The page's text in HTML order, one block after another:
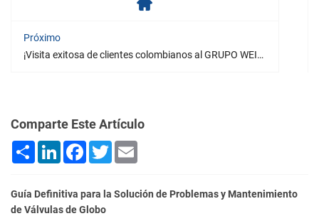
Próximo
¡Visita exitosa de clientes colombianos al GRUPO WEIZIDOM!
Comparte Este Artículo
ShareLinkedInFacebook
Twitter
Guía Definitiva para la Solución de Problemas y Mantenimiento
de Válvulas de Globo